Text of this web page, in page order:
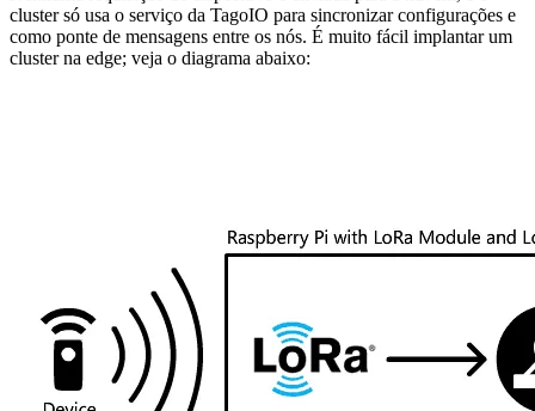
cluster só usa o serviço da TagoIO para sincronizar configurações e
como ponte de mensagens entre os nós. É muito fácil implantar um
cluster na edge; veja o diagrama abaixo: